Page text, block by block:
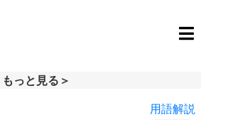
もっと見る＞
用語解説